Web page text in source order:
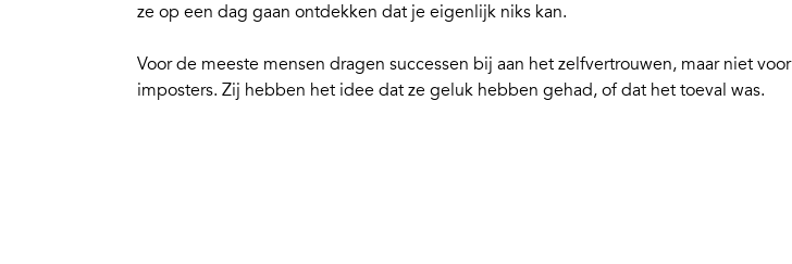
ze op een dag gaan ontdekken dat je eigenlijk niks kan.
Voor de meeste mensen dragen successen bij aan het zelfvertrouwen, maar niet voor
imposters. Zij hebben het idee dat ze geluk hebben gehad, of dat het toeval was.